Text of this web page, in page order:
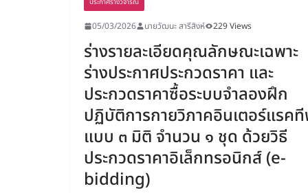
05/03/2026 นายวัฒนะ สารีสิงห์ 229 Views
ร่างรายละเอียดคุณลักษณะเฉพาะ
ร่างประกาศประกวดราคา และ
ประกวดราคาซื้อระบบจำลองฝึก
ปฏิบัติการกายวิภาคอินเตอร์แรค
แบบ ๓ มิติ จำนวน ๑ ชุด ด้วยวิธี
ประกวดราคาอิเล็กทรอนิกส์ (e-
bidding)